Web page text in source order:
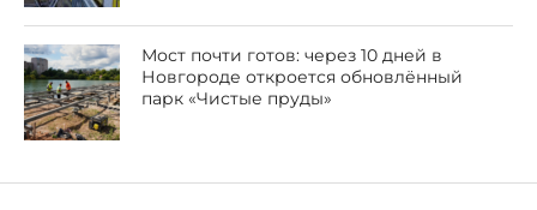
Мост почти готов: через 10 дней в
Новгороде откроется обновлённый
парк «Чистые пруды»